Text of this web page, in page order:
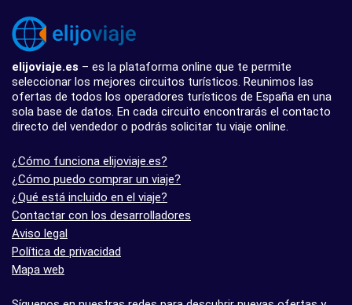
elijoviaje.es – es la plataforma online que te permite
seleccionar los mejores circuitos turísticos. Reunimos las
ofertas de todos los operadores turísticos de España en una
sola base de datos. En cada circuito encontrarás el contacto
directo del vendedor o podrás solicitar tu viaje online.
¿Cómo funciona elijoviaje.es?
¿Cómo puedo comprar un viaje?
¿Qué está incluido en el viaje?
Contactar con los desarrolladores
Aviso legal
Política de privacidad
Mapa web